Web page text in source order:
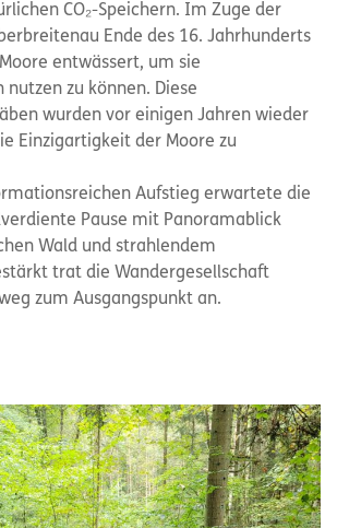
CO₂-Speichern. Im Zuge der
Ende des 16. Jahrhunderts
entwässert, um sie
zu können. Diese
wurden vor einigen Jahren wieder
Einzigartigkeit der Moore zu
Aufstieg erwartete die
Pause mit Panoramablick
Wald und strahlendem
trat die Wandergesellschaft
zum Ausgangspunkt an.